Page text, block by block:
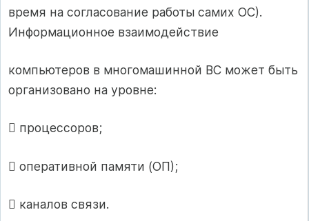
время на согласование работы самих ОС).
Информационное взаимодействие
компьютеров в многомашинной ВС может быть
организовано на уровне:
 процессоров;
 оперативной памяти (ОП);
 каналов связи.